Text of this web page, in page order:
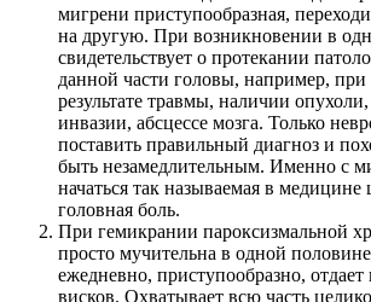
мигрени приступообразная,
на другую. При возникновении в
свидетельствует о протекании
данной части головы, например,
результате травмы, наличии
инвазии, абсцессе мозга. Только
поставить правильный диагноз и
быть незамедлительным. Именно с
начаться так называемая в медицине
головная боль.
При гемикрании пароксизмальной
просто мучительна в одной
ежедневно, приступообразно, отдает
висков. Охватывает всю часть